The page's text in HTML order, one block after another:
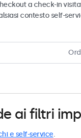
a check-in
contesto self-
ai filtri
e self-service.